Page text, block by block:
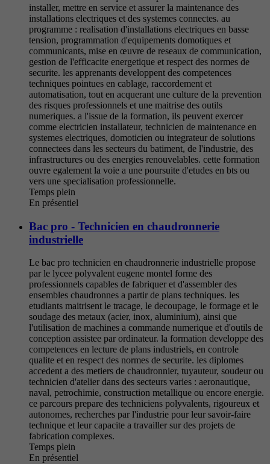
installer, mettre en service et assurer la maintenance des
installations electriques et des systemes connectes. au
programme : realisation d'installations electriques en basse
tension, programmation d'equipements domotiques et
communicants, mise en œuvre de reseaux de communication,
gestion de l'efficacite energetique et respect des normes de
securite. les apprenants developpent des competences
techniques pointues en cablage, raccordement et
automatisation, tout en acquerant une culture de la prevention
des risques professionnels et une maitrise des outils
numeriques. a l'issue de la formation, ils peuvent exercer
comme electricien installateur, technicien de maintenance en
systemes electriques, domoticien ou integrateur de solutions
connectees dans les secteurs du batiment, de l'industrie, des
infrastructures ou des energies renouvelables. cette formation
ouvre egalement la voie a une poursuite d'etudes en bts ou
vers une specialisation professionnelle.
Temps plein
En présentiel
Bac pro - Technicien en chaudronnerie
industrielle
Le bac pro technicien en chaudronnerie industrielle propose
par le lycee polyvalent eugene montel forme des
professionnels capables de fabriquer et d'assembler des
ensembles chaudronnes a partir de plans techniques. les
etudiants maitrisent le tracage, le decoupage, le formage et le
soudage des metaux (acier, inox, aluminium), ainsi que
l'utilisation de machines a commande numerique et d'outils de
conception assistee par ordinateur. la formation developpe des
competences en lecture de plans industriels, en controle
qualite et en respect des normes de securite. les diplomes
accedent a des metiers de chaudronnier, tuyauteur, soudeur ou
technicien d'atelier dans des secteurs varies : aeronautique,
naval, petrochimie, construction metallique ou encore energie.
ce parcours prepare des techniciens polyvalents, rigoureux et
autonomes, recherches par l'industrie pour leur savoir-faire
technique et leur capacite a travailler sur des projets de
fabrication complexes.
Temps plein
En présentiel